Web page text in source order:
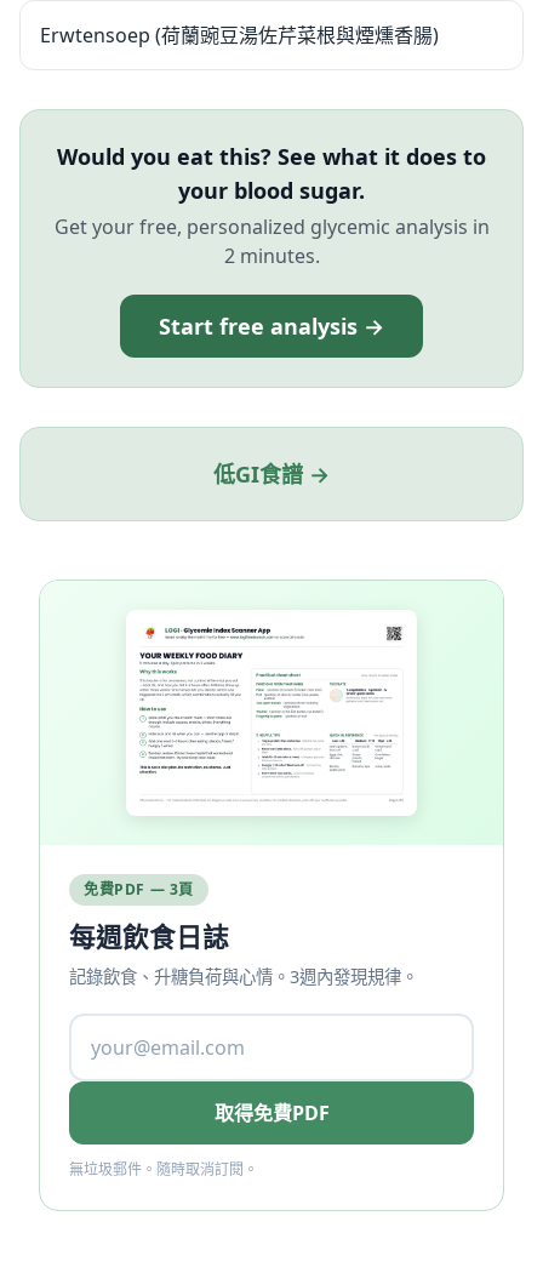
Erwtensoep (荷蘭豌豆湯佐芹菜根與煙燻香腸)
Would you eat this? See what it does to
your blood sugar.
Get your free, personalized glycemic analysis in
2 minutes.
Start free analysis →
低GI食譜 →
免費PDF — 3頁
每週飲食日誌
記錄飲食、升糖負荷與心情。3週內發現規律。
取得免費PDF
無垃圾郵件。隨時取消訂閱。